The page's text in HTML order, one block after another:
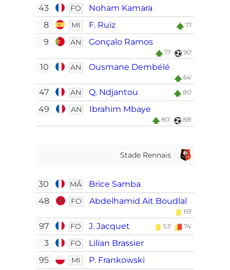
43
FO
Noham Kamara
8
MI F. Ruiz 71'
9 AN Gonçalo Ramos
71' 90'
10 AN Ousmane Dembélé
64'
47 AN Q. Ndjantou 80'
49 AN Ibrahim Mbaye
80' 88'
Stade Rennais
30 MÅ
Brice Samba
48
FO Abdelhamid Ait Boudlal
69'
97 FO J. Jacquet 53' 74'
3 FO
Lilian Brassier
95
MI P. Frankowski